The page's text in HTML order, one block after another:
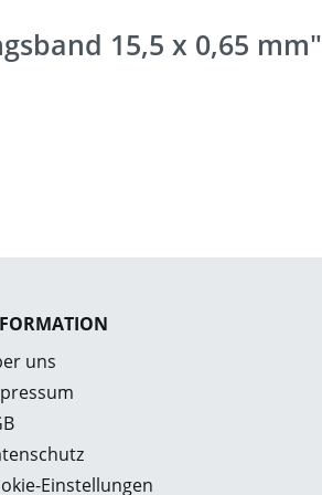
15,5 x 0,65 mm"
uns
Einstellungen